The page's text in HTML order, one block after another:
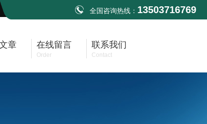
全国咨询热线： 13503716769
章 在线留言
Order
联系我们
Contact